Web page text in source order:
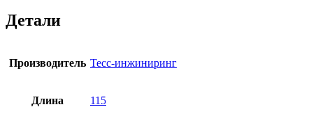
Детали
Производитель Тесс-инжиниринг
Длина 115